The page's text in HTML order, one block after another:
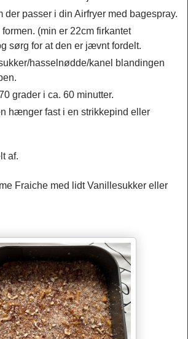
der passer i din Airfryer med bagespray.
(min er 22cm firkantet
sørg for at den er jævnt fordelt.
hasselnødde/kanel blandingen
grader i ca. 60 minutter.
hænger fast i en strikkepind eller
af.
Fraiche med lidt Vanillesukker eller